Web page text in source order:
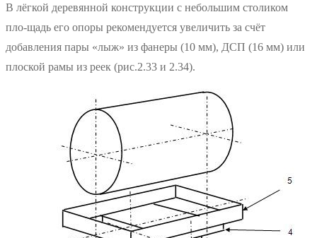
В лёгкой деревянной конструкции с небольшим столиком
пло-щадь его опоры рекомендуется увеличить за счёт
добавления пары «лыж» из фанеры (10 мм), ДСП (16 мм) или
плоской рамы из реек (рис.2.33 и 2.34).